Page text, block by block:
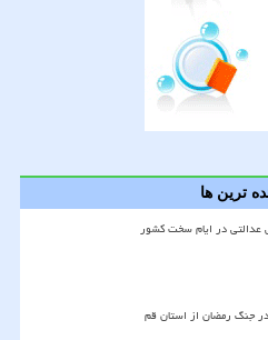
ترین ها
عدالتی در ایام سخت کشور
جنگ رمضان از استان قم